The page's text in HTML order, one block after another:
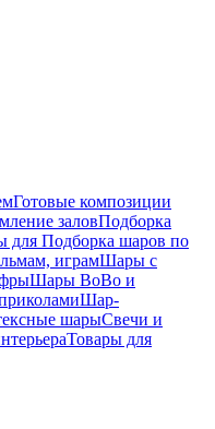
Готовые композиции
заловПодборка
для Подборка шаров по
играмШары с
Шары BoBo и
Шар-
шарыСвечи и
Товары для